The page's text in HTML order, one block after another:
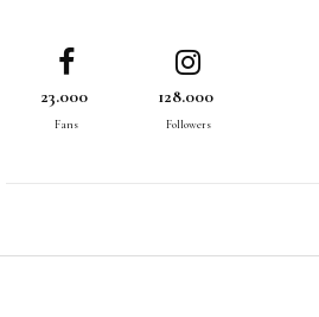
23.000
Fans
128.000
Followers